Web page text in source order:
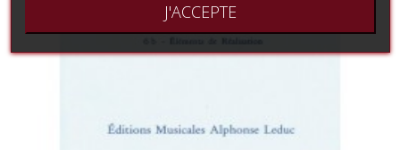
J'ACCEPTE